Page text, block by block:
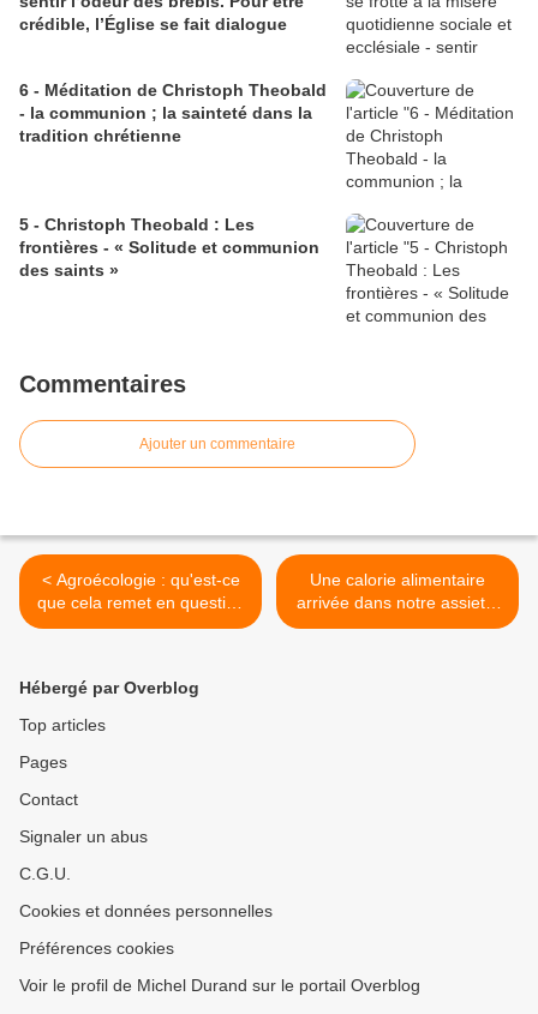
crédible, l’Église se fait dialogue
6 - Méditation de Christoph Theobald
- la communion ; la sainteté dans la
tradition chrétienne
5 - Christoph Theobald : Les
frontières - « Solitude et communion
des saints »
Commentaires
Ajouter un commentaire
< Agroécologie : qu'est-ce
que cela remet en question
dans nos sociétés, nos
Une calorie alimentaire
arrivée dans notre assiette
a nécessité la
Hébergé par Overblog
Top articles
Pages
Contact
Signaler un abus
C.G.U.
Cookies et données personnelles
Préférences cookies
Voir le profil de Michel Durand sur le portail Overblog